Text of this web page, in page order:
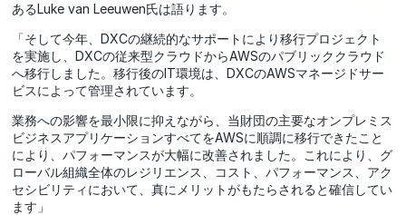
あるLuke van Leeuwen氏は語ります。
「そして今年、DXCの継続的なサポートにより移行プロジェクト
を実施し、DXCの従来型クラウドからAWSのパブリッククラウド
へ移行しました。移行後のIT環境は、DXCのAWSマネージドサー
ビスによって管理されています。
業務への影響を最小限に抑えながら、当財団の主要なオンプレミス
ビジネスアプリケーションすべてをAWSに順調に移行できたこと
により、パフォーマンスが大幅に改善されました。これにより、グ
ローバル組織全体のレジリエンス、コスト、パフォーマンス、アク
セシビリティにおいて、真にメリットがもたらされると確信してい
ます」